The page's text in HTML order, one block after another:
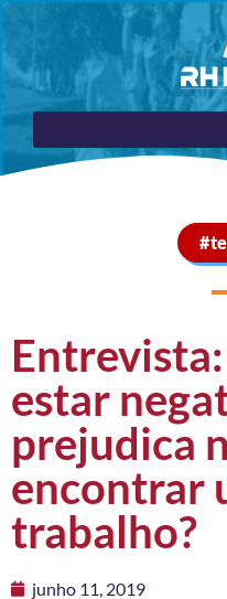
estar
prejudica
encontrar
trabalho?
junho 11, 2019